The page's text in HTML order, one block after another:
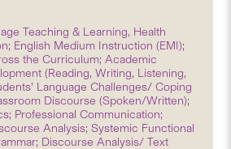
Teaching & Learning, Health
English Medium Instruction (EMI);
the Curriculum; Academic
(Reading, Writing, Listening,
Language Challenges/ Coping
Discourse (Spoken/Written);
Professional Communication;
Analysis; Systemic Functional
Discourse Analysis/ Text